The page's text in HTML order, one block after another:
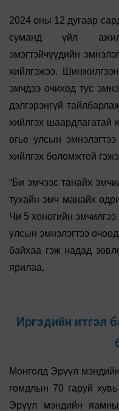
2024 оны 12 дугаар
суманд үйл
эмэгтэйчүүдийн
хийлгэжээ.
эмчдээ очиход тус
дэлгэрэнгүй
хийлгэх шаардлагатай
өгье улсын
хийлгэх боломжтой
“Би эмчээс танайх
тухайн эмч манайх
Чи 5 хоногийн
улсын эмнэлэгтээ
байхаа гэж надад
ярилаа.
Иргэдийн итгэл
Монголд Эрүүл
гомдлын 70 гаруй
Эрүүл мэндийн